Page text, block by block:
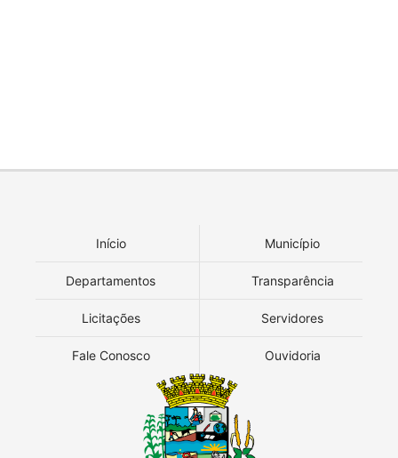
Início Município
Departamentos Transparência
Licitações Servidores
Fale Conosco Ouvidoria